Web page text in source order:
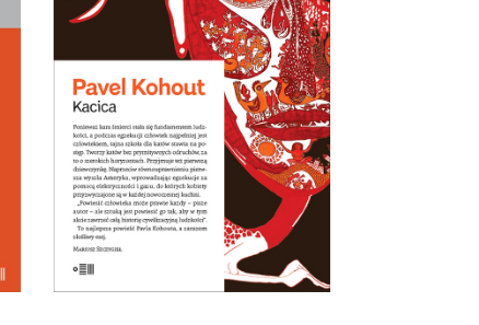
E-BOOK DO
KOSZYKA
nie zdała do liceum teatralnego,
więc poszła do szkoły dla katów.
Arcydzieło czarnego humoru!
48.00 31.20zł
KSIĄŻKA DO
KOSZYKA